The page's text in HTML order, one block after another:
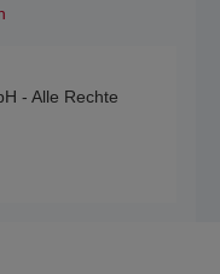
- Alle Rechte